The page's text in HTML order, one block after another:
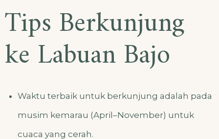
Tips Berkunjung
ke Labuan Bajo
Waktu terbaik untuk berkunjung adalah pada
musim kemarau (April–November) untuk
cuaca yang cerah.